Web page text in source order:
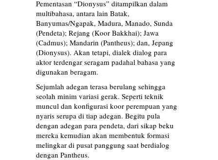
Pementasan “Dionysus” ditampilkan dalam
multibahasa, antara lain Batak,
Banyumas/Ngapak, Madura, Manado, Sunda
(Pendeta); Rejang (Koor Bakkhai); Jawa
(Cadmus); Mandarin (Pantheus); dan, Jepang
(Dionysus). Akan tetapi, dialek dialog para
aktor terdengar seragam padahal bahasa yang
digunakan beragam.
Sejumlah adegan terasa berulang sehingga
seolah minim variasi gerak. Seperti teknik
muncul dan konfigurasi koor perempuan yang
nyaris serupa di tiap adegan. Begitu pula
dengan adegan para pendeta, dari sikap beku
mereka kemudian akan membentuk formasi
melingkar di pusat panggung saat berdialog
dengan Pantheus.